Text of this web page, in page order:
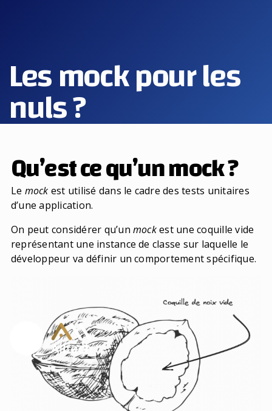
Les mock pour les
nuls ?
Qu’est ce qu’un mock ?
Le mock est utilisé dans le cadre des tests unitaires
d’une application.
On peut considérer qu’un mockest une coquille vide
représentant une instance de classe sur laquelle le
développeur va définir un comportement spécifique.